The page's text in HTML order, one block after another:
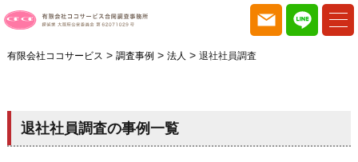
有限会社ココサービス > 調査事例 > 法人 > 退社社員調査
退社社員調査の事例一覧